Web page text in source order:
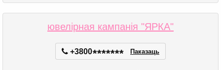
ювелірная кампанія "ЯРКА"
+3800******* Паказаць